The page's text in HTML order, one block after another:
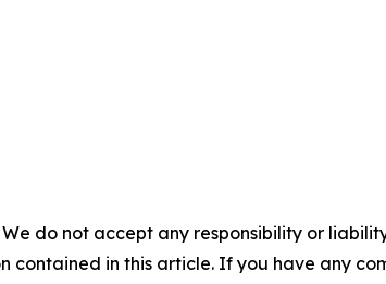
do not accept any responsibility or
in this article. If you have any